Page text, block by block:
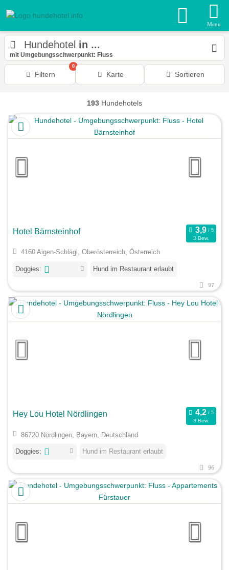
Menu
Hundehotel in ...
mit Umgebungsschwerpunkt: Fluss
Filtern
0
Karte Sortieren
193 Hundehotels
Hotel Bärnsteinhof
3 Bew.
4160 Aigen-Schlägl, Oberösterreich, Österreich
Doggies: Hund im Restaurant erlaubt
97
Hey Lou Hotel Nördlingen
3 Bew.
86720 Nördlingen, Bayern, Deutschland
Doggies: Hund im Restaurant erlaubt
96